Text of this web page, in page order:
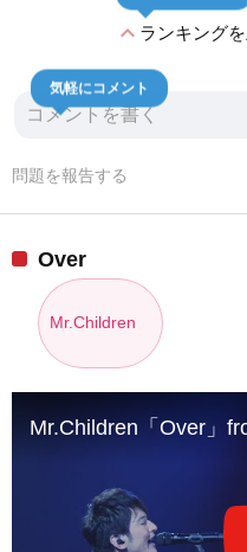
expand_lessランキング
気軽にコメント
問題を報告する
Over
Mr.Children
Mr.Children「Over」